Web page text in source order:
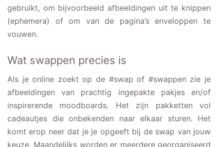
gebruikt, om bijvoorbeeld afbeeldingen uit te knippen
(ephemera) of om van de pagina’s enveloppen te
vouwen.
Wat swappen precies is
Als je online zoekt op de #swap of #swappen zie je
afbeeldingen van prachtig ingepakte pakjes en/of
inspirerende moodboards. Het zijn pakketten vol
cadeautjes die onbekenden naar elkaar sturen. Het
komt erop neer dat je je opgeeft bij de swap van jouw
keuze. Maandelijks worden er meerdere georganiseerd